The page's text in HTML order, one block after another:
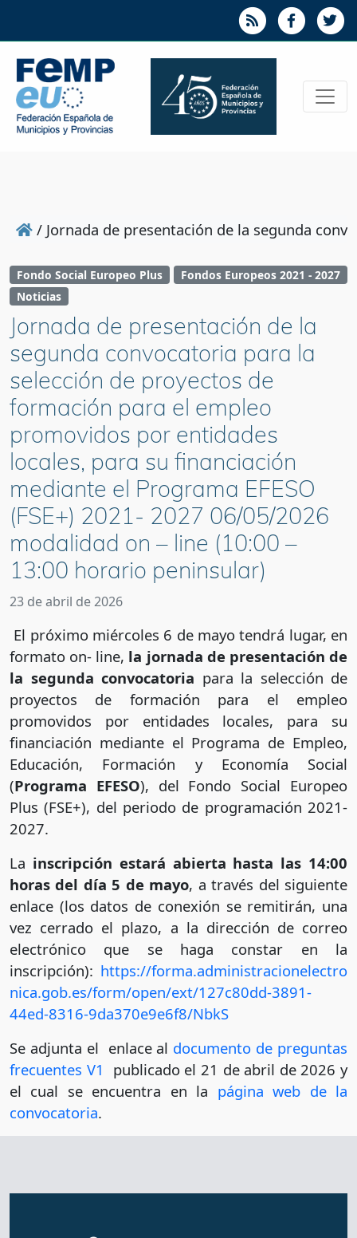
/ Jornada de presentación de la segunda
Fondo Social Europeo Plus
Fondos Europeos 2021 - 2027
Noticias
Jornada de presentación de la
segunda convocatoria para la
selección de proyectos de
formación para el empleo
promovidos por entidades
locales, para su financiación
mediante el Programa EFESO
(FSE+) 2021- 2027 06/05/2026
modalidad on – line (10:00 –
13:00 horario peninsular)
23 de abril de 2026
El próximo miércoles 6 de mayo tendrá lugar, en
formato on- line, la jornada de presentación de
la segunda convocatoria para la selección de
proyectos de formación para el empleo
promovidos por entidades locales, para su
financiación mediante el Programa de Empleo,
Educación, Formación y Economía Social
(Programa EFESO), del Fondo Social Europeo
Plus (FSE+), del periodo de programación 2021-
2027.
La inscripción estará abierta hasta las 14:00
horas del día 5 de mayo, a través del siguiente
enlace (los datos de conexión se remitirán, una
vez cerrado el plazo, a la dirección de correo
electrónico que se haga constar en la
inscripción): https://forma.administracionelectro
nica.gob.es/form/open/ext/127c80dd-3891-
44ed-8316-9da370e9e6f8/NbkS
Se adjunta el enlace al documento de preguntas
frecuentes V1
publicado el 21 de abril de 2026 y
el cual se encuentra en la página web de la
convocatoria.